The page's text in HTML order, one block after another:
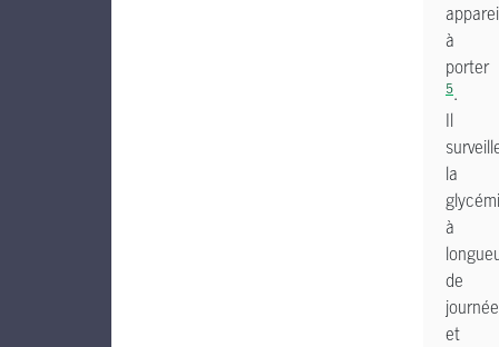
à
porter
5.
Il
la
à
de
journée
et